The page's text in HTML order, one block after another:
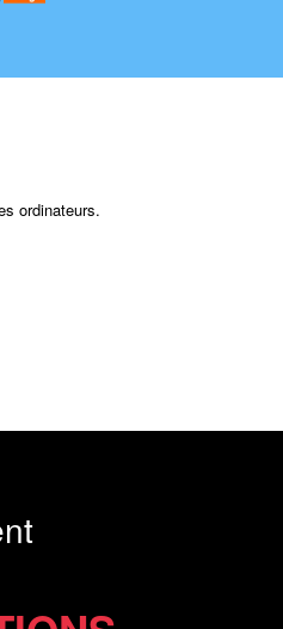
ordinateurs.